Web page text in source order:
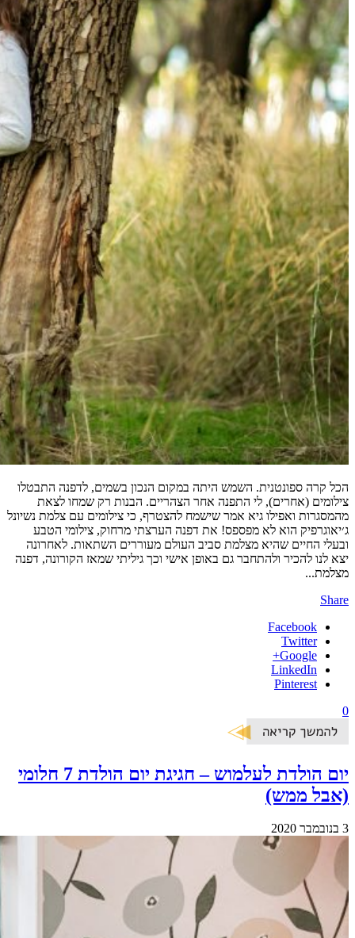
הכל קרה ספונטנית. השמש היתה במקום הנכון בשמים, לדפנה התבטלו
צילומים (אחרים), לי התפנה אחר הצהריים. הבנות רק שמחו לצאת
מהמסגרות ואפילו גיא אמר שישמח להצטרף, כי צילומים עם צלמת נשיונל
ג׳יאוגרפיק הוא לא מפספס! את דפנה הערצתי מרחוק, צילומי הטבע
ובעלי החיים שהיא מצלמת סביב העולם מעוררים השתאות. לאחרונה
יצא לנו להכיר ולהתחבר גם באופן אישי וכך גיליתי שמאז הקורונה, דפנה
מצלמת...
Share
Facebook
Twitter
Google+
LinkedIn
Pinterest
0
יום הולדת לעלמוש – חגיגת יום הולדת 7 חלומי
(אבל ממש)
3 בנובמבר 2020